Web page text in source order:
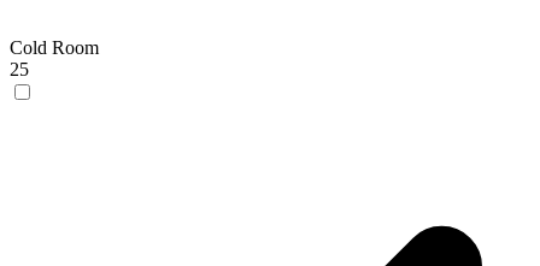
Cold Room
25